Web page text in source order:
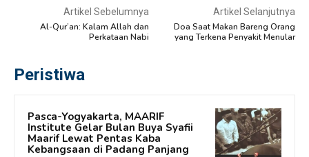
Artikel Sebelumnya
Al-Qur’an: Kalam Allah dan
Perkataan Nabi
Artikel Selanjutnya
Doa Saat Makan Bareng Orang
yang Terkena Penyakit Menular
Peristiwa
Pasca-Yogyakarta, MAARIF
Institute Gelar Bulan Buya Syafii
Maarif Lewat Pentas Kaba
Kebangsaan di Padang Panjang